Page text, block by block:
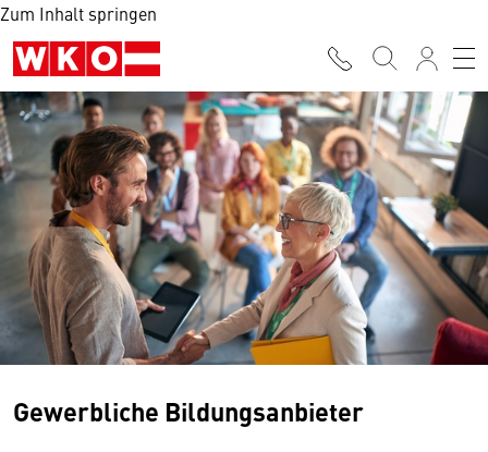
Zum Inhalt springen
Gewerbliche Bildungsanbieter